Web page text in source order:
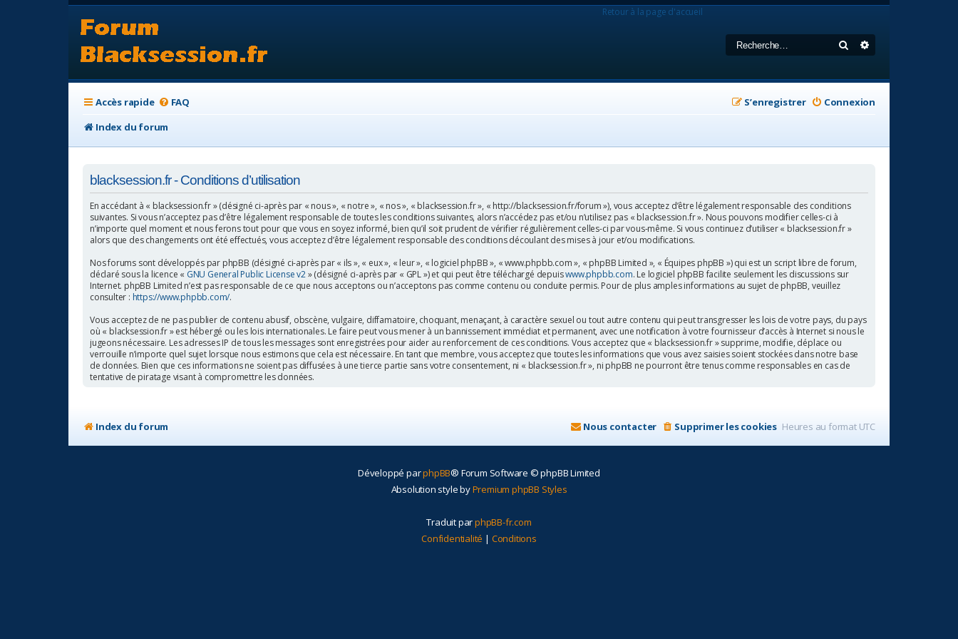
Rechercher
Retour à la page d'accueil
Accès rapide FAQ Connexion
S’enregistrer
Index du forum
blacksession.fr - Conditions d’utilisation
En accédant à « blacksession.fr » (désigné ci-après par « nous », « notre », « nos », « blacksession.fr », « http://blacksession.fr/forum »), vous acceptez d’être légalement responsable des conditions
suivantes. Si vous n’acceptez pas d’être légalement responsable de toutes les conditions suivantes, alors n’accédez pas et/ou n’utilisez pas « blacksession.fr ». Nous pouvons modifier celles-ci à
n’importe quel moment et nous ferons tout pour que vous en soyez informé, bien qu’il soit prudent de vérifier régulièrement celles-ci par vous-même. Si vous continuez d’utiliser « blacksession.fr »
alors que des changements ont été effectués, vous acceptez d’être légalement responsable des conditions découlant des mises à jour et/ou modifications.
Nos forums sont développés par phpBB (désigné ci-après par « ils », « eux », « leur », « logiciel phpBB », « www.phpbb.com », « phpBB Limited », « Équipes phpBB ») qui est un script libre de forum,
déclaré sous la licence « GNU General Public License v2» (désigné ci-après par « GPL ») et qui peut être téléchargé depuiswww.phpbb.com. Le logiciel phpBB facilite seulement les discussions sur
Internet. phpBB Limited n’est pas responsable de ce que nous acceptons ou n’acceptons pas comme contenu ou conduite permis. Pour de plus amples informations au sujet de phpBB, veuillez
consulter : https://www.phpbb.com/.
Vous acceptez de ne pas publier de contenu abusif, obscène, vulgaire, diffamatoire, choquant, menaçant, à caractère sexuel ou tout autre contenu qui peut transgresser les lois de votre pays, du pays
où « blacksession.fr » est hébergé ou les lois internationales. Le faire peut vous mener à un bannissement immédiat et permanent, avec une notification à votre fournisseur d’accès à Internet si nous le
jugeons nécessaire. Les adresses IP de tous les messages sont enregistrées pour aider au renforcement de ces conditions. Vous acceptez que « blacksession.fr » supprime, modifie, déplace ou
verrouille n’importe quel sujet lorsque nous estimons que cela est nécessaire. En tant que membre, vous acceptez que toutes les informations que vous avez saisies soient stockées dans notre base
de données. Bien que ces informations ne soient pas diffusées à une tierce partie sans votre consentement, ni « blacksession.fr », ni phpBB ne pourront être tenus comme responsables en cas de
tentative de piratage visant à compromettre les données.
Index du forum Heures au format UTC
Supprimer les cookies
Nous contacter
Développé parphpBB® Forum Software © phpBB Limited
Absolution style byPremium phpBB Styles
Traduit parphpBB-fr.com
Confidentialité | Conditions